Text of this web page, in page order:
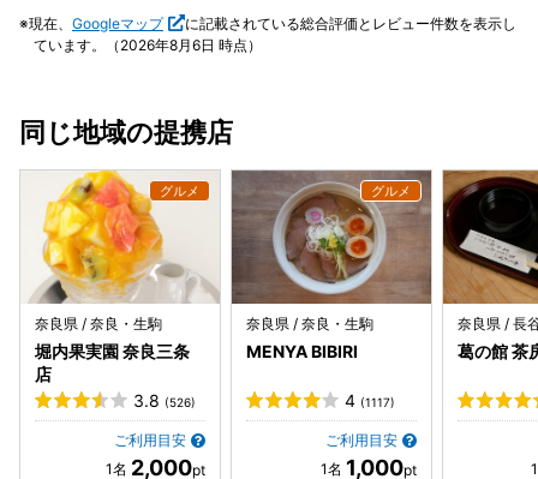
理はどれも絶品で、素材の旨みを生かした味わいが楽しめま
す。 特にアマゴやイワナの塩焼き、鹿や猪などは評判で、自
味わう至福のひとときを過ごせます。
現在、 Googleマップ
に記載されている総合評価とレビュー件数を表示し
ています。（2026年8月6日 時点）
同じ地域の提携店
奈良県 / 奈良・生駒
堀内果実園 奈良三条
店
3.8 (526)
ご利用目安
2,000
奈良県 / 奈良・生駒
MENYA BIBIRI
4 (1117)
ご利用目安
1,000
奈良県 / 長
葛の館 茶